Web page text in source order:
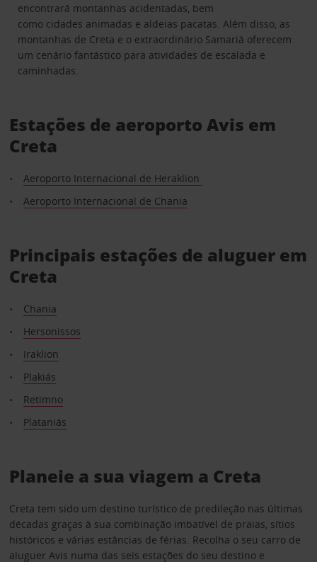
encontrará montanhas acidentadas, bem
como cidades animadas e aldeias pacatas. Além disso, as
montanhas de Creta e o extraordinário Samariá oferecem
um cenário fantástico para atividades de escalada e
caminhadas.
Estações de aeroporto Avis em
Creta
Aeroporto Internacional de Heraklion
Aeroporto Internacional de Chania
Principais estações de aluguer em
Creta
Chania
Hersonissos
Iraklion
Plakiás
Retimno
Plataniás
Planeie a sua viagem a Creta
Creta tem sido um destino turístico de predileção nas últimas
décadas graças à sua combinação imbatível de praias, sítios
históricos e várias estâncias de férias. Recolha o seu carro de
aluguer Avis numa das seis estações do seu destino e